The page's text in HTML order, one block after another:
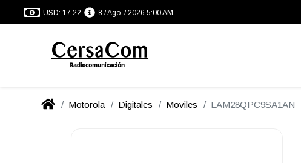
USD: 17.22 8 / Ago. / 2026 5:00 AM
Motorola Digitales Moviles LAM28QPC9SA1AN